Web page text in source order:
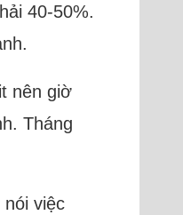
40-50%.
nên giờ
Tháng
việc